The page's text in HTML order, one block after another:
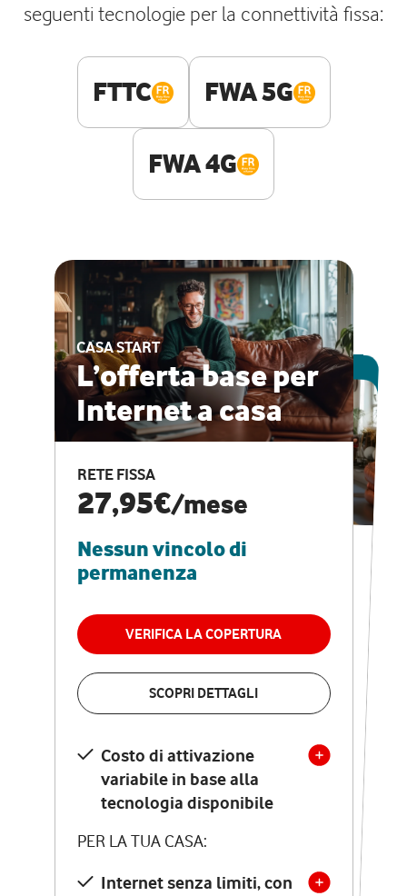
seguenti tecnologie per la connettività fissa:
FTTC FWA 5G
FWA 4G
CASA START
L’offerta base per
Internet a casa
RETE FISSA
27,95€/mese
Nessun vincolo di
permanenza
VERIFICA LA COPERTURA
SCOPRI DETTAGLI
Costo di attivazione
variabile in base alla
tecnologia disponibile
PER LA TUA CASA:
Internet senza limiti, con
ESCLUSIVA ONLINE
CASA PRO
Internet veloce e
vantaggi speciali
RETE FISSA + VODAFONE CLUB
29,95€
permanenza
VERIFICA LA COPERTURA
Costo di attivazione
variabile in base alla
tecnologia disponibile
PER LA TUA CASA:
Internet senza limiti, con
la migliore tecnologia